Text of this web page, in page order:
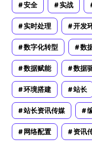
安全 实战
实时处理 开发
数字化转型 数
数据赋能 数据
环境搭建 站长
站长资讯传媒
网络配置 资讯